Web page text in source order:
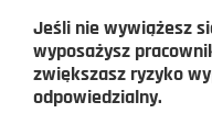
Jeśli nie wywiążesz
wyposażysz
zwiększasz ryzyko
odpowiedzialny.